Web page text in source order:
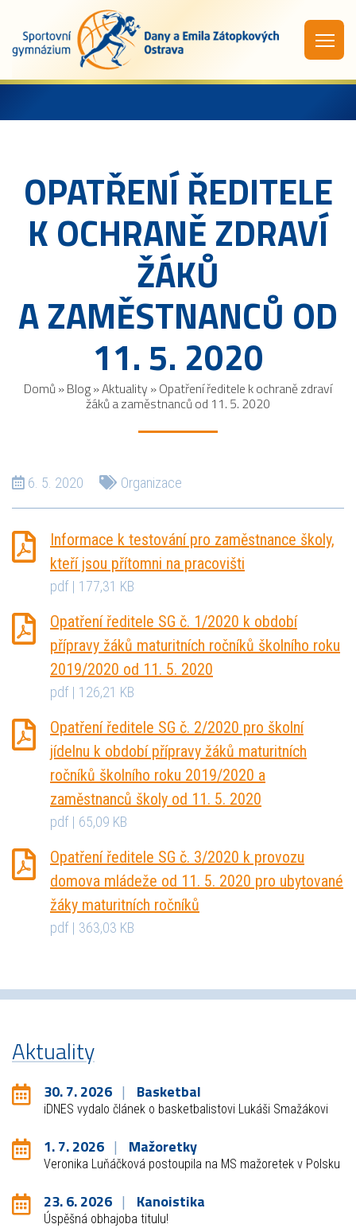
OPATŘENÍ ŘEDITELE
K OCHRANĚ ZDRAVÍ
ŽÁKŮ
A ZAMĚSTNANCŮ OD
11. 5. 2020
Domů »Blog»Aktuality »Opatření ředitele k ochraně zdraví
žáků a zaměstnanců od 11. 5. 2020
6. 5. 2020 Organizace
Informace k testování pro zaměstnance školy,
kteří jsou přítomni na pracovišti
pdf | 177,31 KB
Opatření ředitele SG č. 1/2020 k období
přípravy žáků maturitních ročníků školního roku
2019/2020 od 11. 5. 2020
pdf | 126,21 KB
Opatření ředitele SG č. 2/2020 pro školní
jídelnu k období přípravy žáků maturitních
ročníků školního roku 2019/2020 a
zaměstnanců školy od 11. 5. 2020
pdf | 65,09 KB
Opatření ředitele SG č. 3/2020 k provozu
domova mládeže od 11. 5. 2020 pro ubytované
žáky maturitních ročníků
pdf | 363,03 KB
Aktuality
30. 7. 2026 Basketbal
iDNES vydalo článek o basketbalistovi Lukáši Smažákovi
1. 7. 2026 Mažoretky
Veronika Luňáčková postoupila na MS mažoretek v Polsku
23. 6. 2026 Kanoistika
Úspěšná obhajoba titulu!